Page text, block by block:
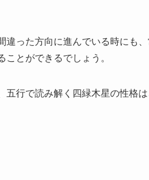
違った方向に進んでいる時にも
ことができるでしょう。
五行で読み解く四緑木星の性格